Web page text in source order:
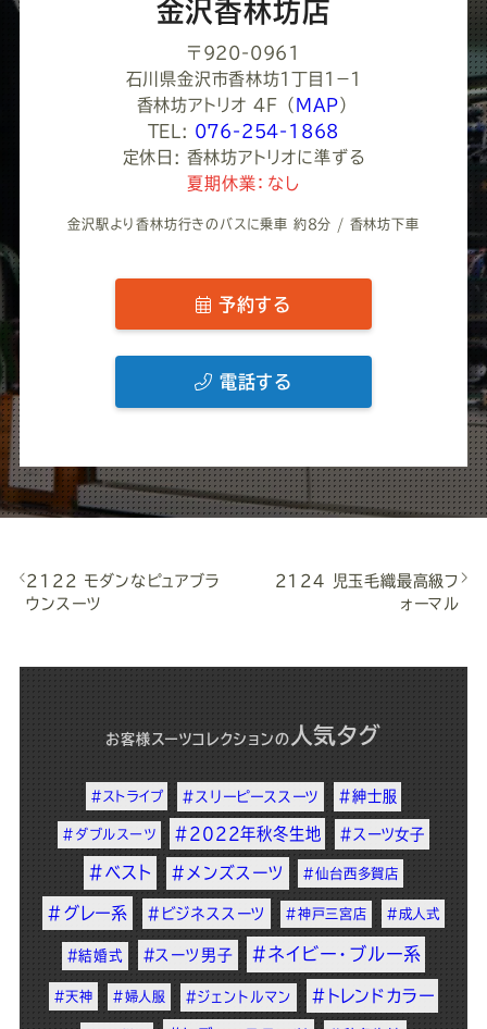
金沢香林坊店
〒920-0961
石川県金沢市香林坊１丁目１−１
香林坊アトリオ 4F
（ MAP ）
TEL: 076-254-1868
定休日: 香林坊アトリオに準ずる
夏期休業：なし
金沢駅より香林坊行きのバスに乗車 約8分 / 香林坊下車
予約する
電話する
2122 モダンなピュアブラ
ウンスーツ
2124 児玉毛織最高級フ
ォーマル
お客様スーツコレクションの 人気タグ
#ストライプ #スリーピーススーツ #紳士服
#ダブルスーツ #2022年秋冬生地 #スーツ女子
#ベスト #メンズスーツ #仙台西多賀店
#グレー系 #ビジネススーツ #神戸三宮店 #成人式
#結婚式 #スーツ男子 #ネイビー・ブルー系
#天神 #婦人服 #ジェントルマン #トレンドカラー